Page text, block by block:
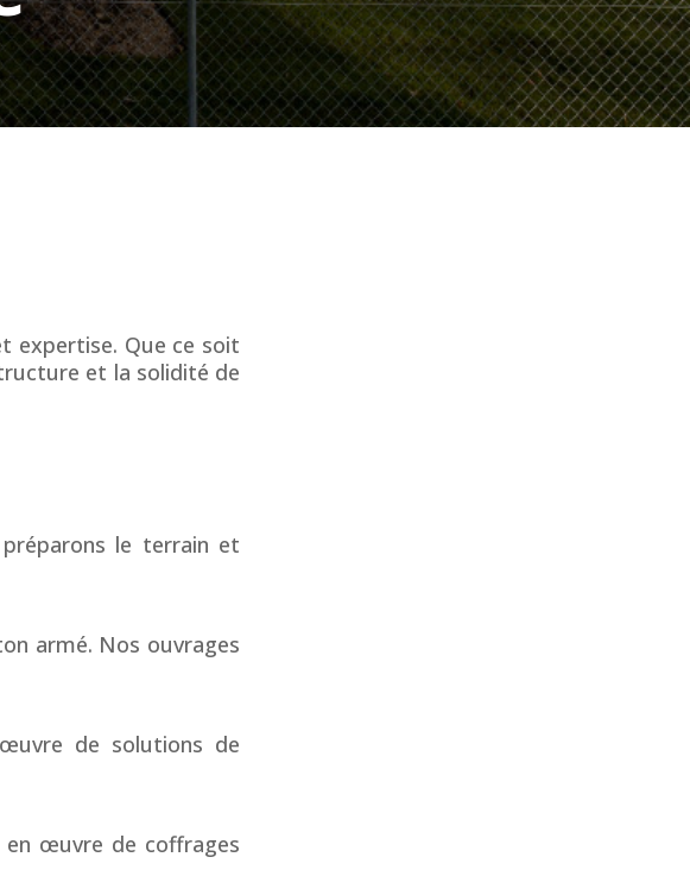
expertise. Que ce soit
et la solidité de
le terrain et
armé. Nos ouvrages
de solutions de
œuvre de coffrages